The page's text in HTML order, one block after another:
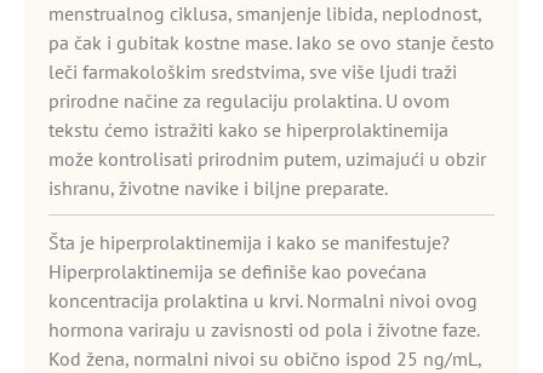
menstrualnog ciklusa, smanjenje libida, neplodnost,
pa čak i gubitak kostne mase. Iako se ovo stanje često
leči farmakološkim sredstvima, sve više ljudi traži
prirodne načine za regulaciju prolaktina. U ovom
tekstu ćemo istražiti kako se hiperprolaktinemija
može kontrolisati prirodnim putem, uzimajući u obzir
ishranu, životne navike i biljne preparate.
Šta je hiperprolaktinemija i kako se manifestuje?
Hiperprolaktinemija se definiše kao povećana
koncentracija prolaktina u krvi. Normalni nivoi ovog
hormona variraju u zavisnosti od pola i životne faze.
Kod žena, normalni nivoi su obično ispod 25 ng/mL,